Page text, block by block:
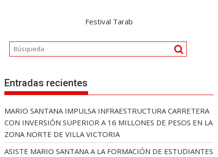
Festival Tarab
Entradas recientes
MARIO SANTANA IMPULSA INFRAESTRUCTURA CARRETERA
CON INVERSIÓN SUPERIOR A 16 MILLONES DE PESOS EN LA
ZONA NORTE DE VILLA VICTORIA
ASISTE MARIO SANTANA A LA FORMACIÓN DE ESTUDIANTES